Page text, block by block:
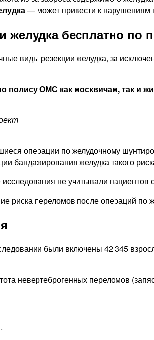
— может привести к нарушениям
желудка бесплатно
виды резекции желудка, за
полису ОМС как москвичам, так и
операции по желудочному
бандажирования желудка такого
не учитывали
риска переломов после операций
были включены 42 345
невертеброгенных переломов